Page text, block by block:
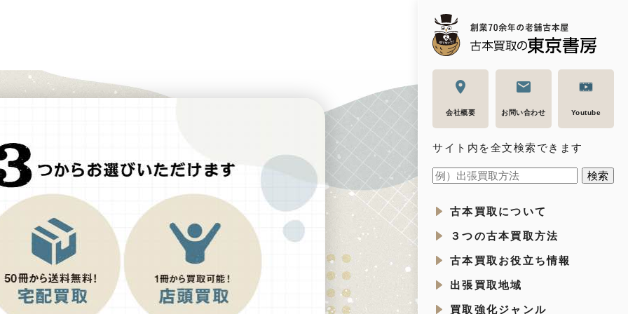
会社概要 お問い合わせ Youtube
サイト内を全文検索できます
古本買取について
３つの古本買取方法
古本買取お役立ち情報
出張買取地域
買取強化ジャンル